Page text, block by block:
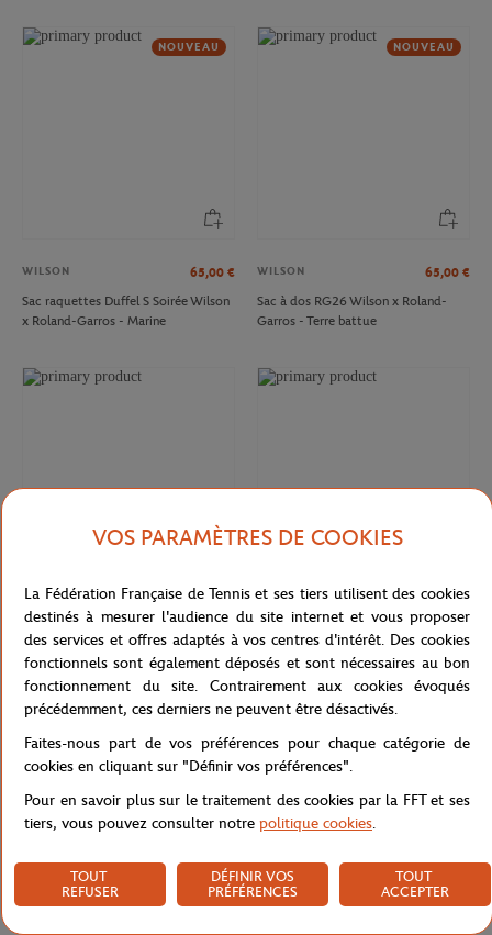
NOUVEAU
WILSON 65,00 €
Sac raquettes Duffel S Soirée Wilson
x Roland-Garros - Marine
NOUVEAU
WILSON 65,00 €
Sac à dos RG26 Wilson x Roland-
Garros - Terre battue
LACOSTE 63,00 €
T-shirt coton homme Sport Édition
Roland Garros
LACOSTE 63,00 €
T-shirt coton homme Sport Édition
Lacoste x Roland Garros
VOS PARAMÈTRES DE COOKIES
La Fédération Française de Tennis et ses tiers utilisent des cookies
destinés à mesurer l'audience du site internet et vous proposer
des services et offres adaptés à vos centres d'intérêt. Des cookies
fonctionnels sont également déposés et sont nécessaires au bon
fonctionnement du site. Contrairement aux cookies évoqués
précédemment, ces derniers ne peuvent être désactivés.
Faites-nous part de vos préférences pour chaque catégorie de
cookies en cliquant sur "Définir vos préférences".
Pour en savoir plus sur le traitement des cookies par la FFT et ses
tiers, vous pouvez consulter notre politique cookies.
TOUT
REFUSER
DÉFINIR VOS
PRÉFÉRENCES
TOUT
ACCEPTER